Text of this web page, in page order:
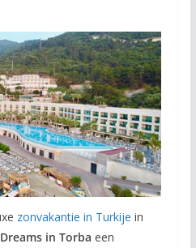
zonvakantie in Turkije in
in Torba een